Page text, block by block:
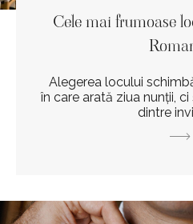
Cele mai frumoase
Alegerea locului
în care arată ziua nunții,
dintre